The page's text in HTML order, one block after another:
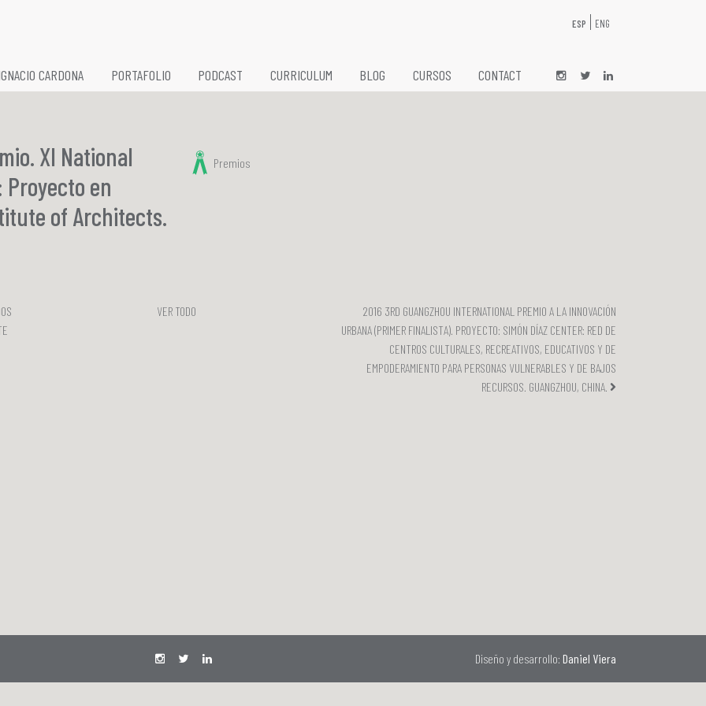
ESP ENG
CARDONA
PORTAFOLIO
DOCENCIA
PODCAST CURRICULUM BLOG CURSOS CONTACT
XI National
en
of Architects.
Premios
VER TODO
2016 3RD GUANGZHOU INTERNATIONAL PREMIO A LA INNOVACIÓN
URBANA (PRIMER FINALISTA). PROYECTO: SIMÓN DÍAZ CENTER: RED DE
CENTROS CULTURALES, RECREATIVOS, EDUCATIVOS Y DE
EMPODERAMIENTO PARA PERSONAS VULNERABLES Y DE BAJOS
RECURSOS. GUANGZHOU, CHINA.
Diseño y desarrollo: Daniel Viera